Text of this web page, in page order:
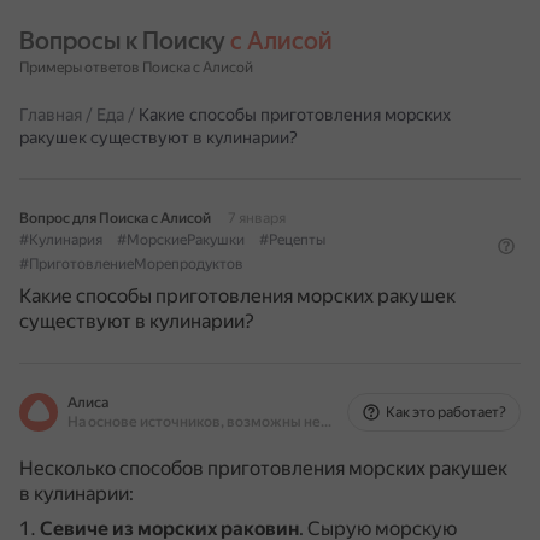
Вопросы к Поиску с Алисой
Примеры ответов Поиска с Алисой
Главная / Еда / Какие способы приготовления морских
ракушек существуют в кулинарии?
Вопрос для Поиска с Алисой
7 января
#Кулинария
#МорскиеРакушки
#Рецепты
#ПриготовлениеМорепродуктов
Какие способы приготовления морских ракушек
существуют в кулинарии?
Алиса
На основе источников, возможны неточности
Как это работает?
Несколько способов приготовления морских ракушек
в кулинарии:
Севиче из морских раковин. Сырую морскую